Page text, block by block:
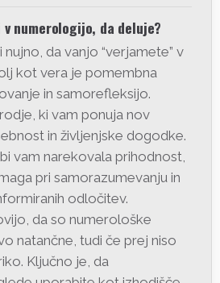
numerologijo, da deluje?
da vanjo “verjamete” v
kot vera je pomembna
in samorefleksijo.
ki vam ponuja nov
in življenjske dogodke.
vam narekovala prihodnost,
pri samorazumevanju in
odločitev.
da so numerološke
natančne, tudi če prej niso
Ključno je, da